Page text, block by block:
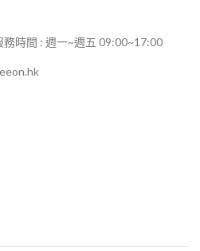
時間 : 週一~週五 09:00~17:00